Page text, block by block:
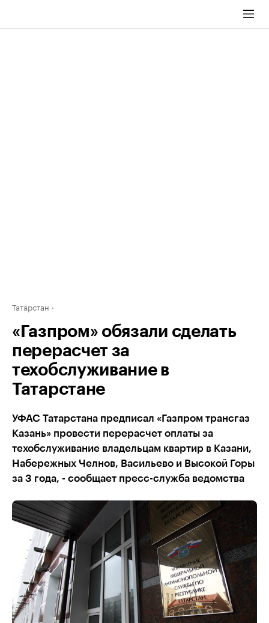
Татарстан
«Газпром» обязали сделать
перерасчет за
техобслуживание в
Татарстане
УФАС Татарстана предписал «Газпром трансгаз
Казань» провести перерасчет оплаты за
техобслуживание владельцам квартир в Казани,
Набережных Челнов, Васильево и Высокой Горы
за 3 года, - сообщает пресс-служба ведомства